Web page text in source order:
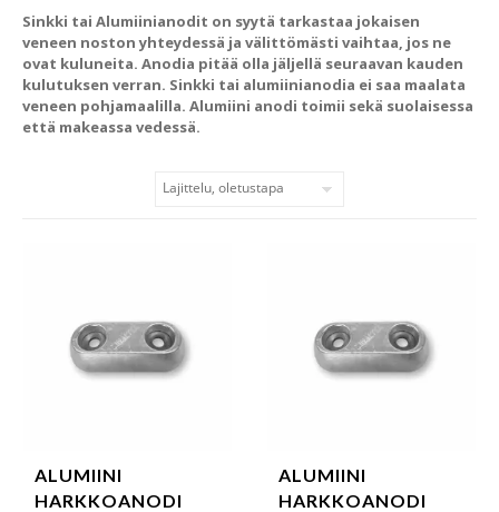
Sinkki tai Alumiinianodit on syytä tarkastaa jokaisen
veneen noston yhteydessä ja välittömästi vaihtaa, jos ne
ovat kuluneita. Anodia pitää olla jäljellä seuraavan kauden
kulutuksen verran. Sinkki tai alumiinianodia ei saa maalata
veneen pohjamaalilla. Alumiini anodi toimii sekä suolaisessa
että makeassa vedessä.
ALUMIINI
HARKKOANODI
ALUMIINI
HARKKOANODI